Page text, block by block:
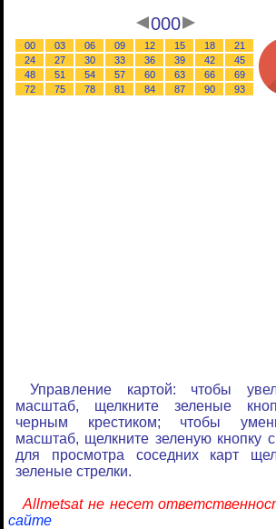
000
00 03 06 09 12 15 18
21
24
27 30 33 36 39 42
45
48
51 54 57 60 63 66
69
72
75 78 81 84 87 90 93
Управление картой: чтобы
масштаб, щелкните зеленые
черным крестиком; чтобы
масштаб, щелкните зеленую кнопку
для просмотра соседних карт
зеленые стрелки.
Allmetsat не несет
сайте